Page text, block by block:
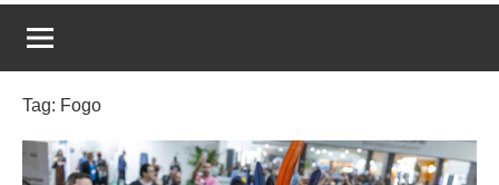
Tag: Fogo